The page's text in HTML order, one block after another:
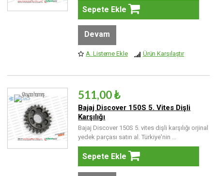
Sepete Ekle
Devam
A. Listeme Ekle Ürün Karşılaştır
511,00 ₺
Bajaj Discover 150S 5. Vites Dişli
Karşılığı
Bajaj Discover 150S 5. vites dişli karşılığı orjinal
yedek parçası satın al. Türkiye'nin ...
Sepete Ekle